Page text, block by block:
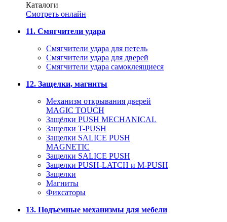
Каталоги
Смотреть онлайн
11. Смягчители удара
Смягчители удара для петель
Смягчители удара для дверей
Cмягчители удара самоклеящиеся
12. Защелки, магниты
Механизм открывания дверей
MAGIC TOUCH
Защёлки PUSH MECHANICAL
Защелки T-PUSH
Защелки SALICE PUSH
MAGNETIC
Защелки SALICE PUSH
Защелки PUSH-LATCH и M-PUSH
Защелки
Магниты
Фиксаторы
13. Подъемные механизмы для мебели